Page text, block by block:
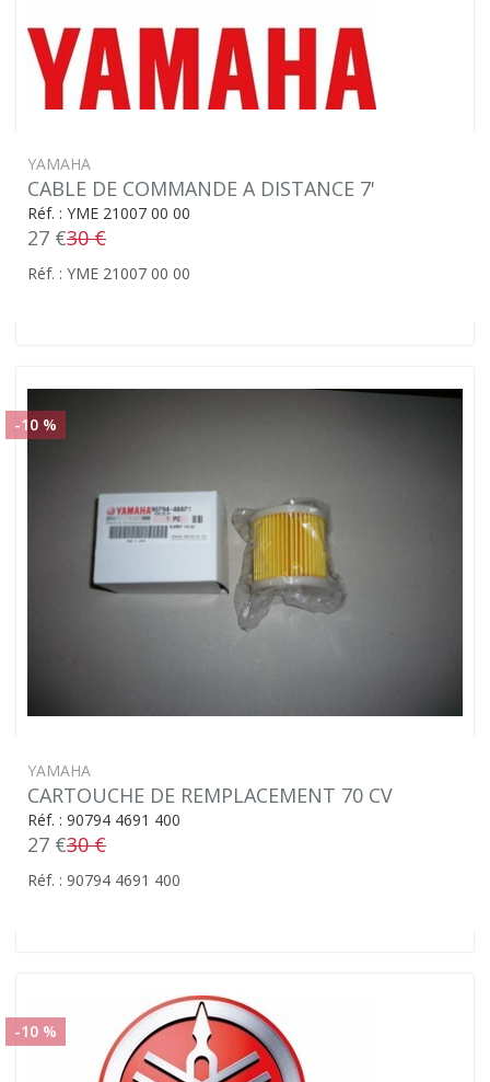
YAMAHA
CABLE DE COMMANDE A DISTANCE 7'
Réf. : YME 21007 00 00
27 €30 €
Réf. : YME 21007 00 00
-10 %
YAMAHA
CARTOUCHE DE REMPLACEMENT 70 CV
Réf. : 90794 4691 400
27 €30 €
Réf. : 90794 4691 400
-10 %